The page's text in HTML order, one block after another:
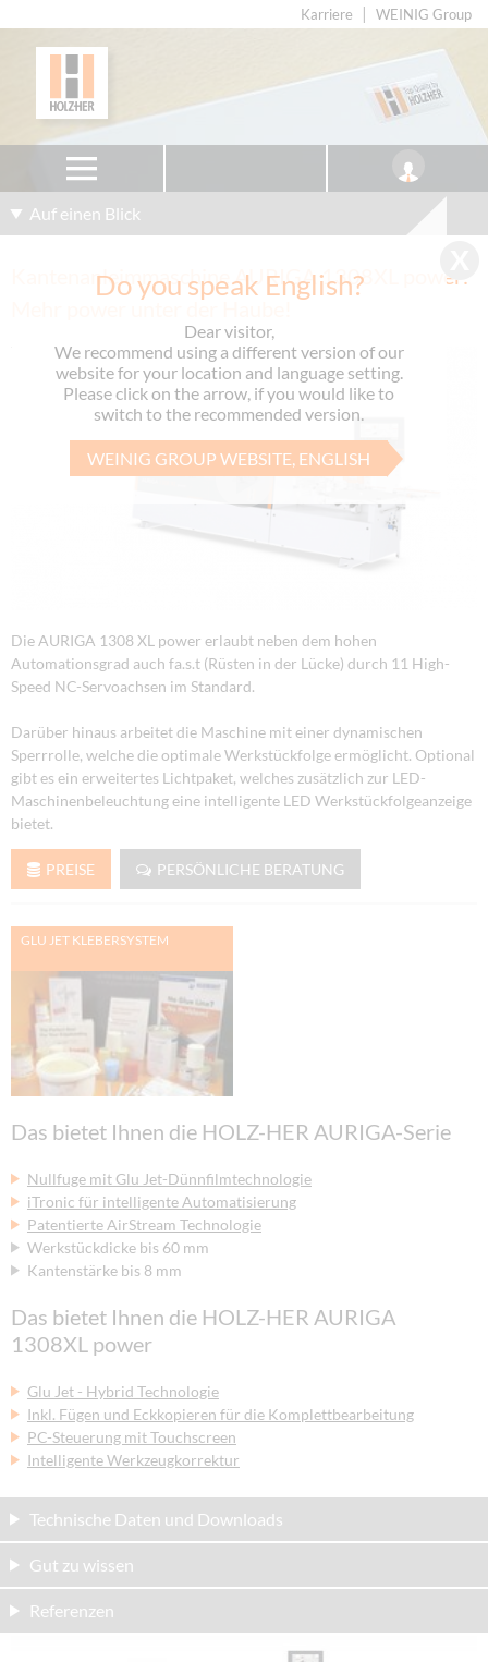
Karriere WEINIG Group
Do you speak English?
Dear visitor,
We recommend using a different version of our
website for your location and language setting.
Please click on the arrow, if you would like to
switch to the recommended version.
WEINIG GROUP WEBSITE, ENGLISH
Auf einen Blick
Kantenanleimmaschine AURIGA 1308XL power:
Mehr power unter der Haube!
Die AURIGA 1308 XL power erlaubt neben dem hohen
Automationsgrad auch fa.s.t (Rüsten in der Lücke) durch 11 High-
Speed NC-Servoachsen im Standard.
Darüber hinaus arbeitet die Maschine mit einer dynamischen
Sperrrolle, welche die optimale Werkstückfolge ermöglicht. Optional
gibt es ein erweitertes Lichtpaket, welches zusätzlich zur LED-
Maschinenbeleuchtung eine intelligente LED Werkstückfolgeanzeige
bietet.
PREISE PERSÖNLICHE BERATUNG
GLU JET KLEBERSYSTEM
Das bietet Ihnen die HOLZ-HER AURIGA-Serie
Nullfuge mit Glu Jet-Dünnfilmtechnologie
iTronic für intelligente Automatisierung
Patentierte AirStream Technologie
Werkstückdicke bis 60 mm
Kantenstärke bis 8 mm
Das bietet Ihnen die HOLZ-HER AURIGA
1308XL power
Glu Jet - Hybrid Technologie
Inkl. Fügen und Eckkopieren für die Komplettbearbeitung
PC-Steuerung mit Touchscreen
Intelligente Werkzeugkorrektur
Technische Daten und Downloads
Gut zu wissen
Referenzen